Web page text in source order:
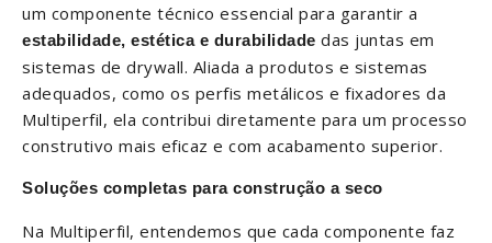
um componente técnico essencial para garantir a
estabilidade, estética e durabilidade das juntas em
sistemas de drywall. Aliada a produtos e sistemas
adequados, como os perfis metálicos e fixadores da
Multiperfil, ela contribui diretamente para um processo
construtivo mais eficaz e com acabamento superior.
Soluções completas para construção a seco
Na Multiperfil, entendemos que cada componente faz